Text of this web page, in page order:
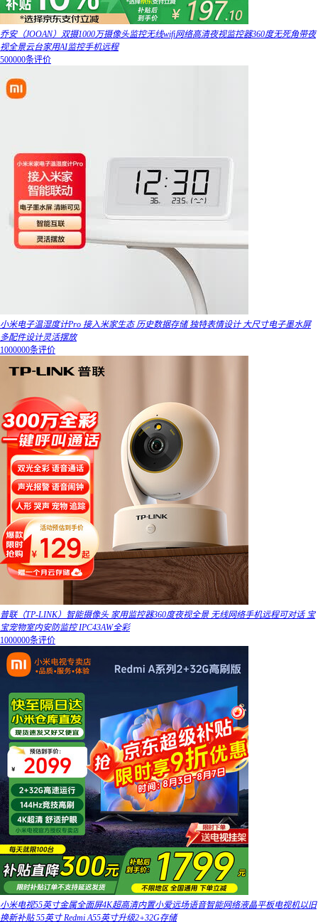
乔安（JOOAN）双摄1000万摄像头监控无线wifi网络高清夜视监控器360度无死角带夜
视全景云台家用AI监控手机远程
500000条评价
小米电子温湿度计Pro 接入米家生态 历史数据存储 独特表情设计 大尺寸电子墨水屏
多配件设计灵活摆放
1000000条评价
普联（TP-LINK）智能摄像头 家用监控器360度夜视全景 无线网络手机远程可对话 宝
宝宠物室内安防监控 IPC43AW全彩
1000000条评价
小米电视55英寸金属全面屏4K超高清内置小爱远场语音智能网络液晶平板电视机以旧
换新补贴 55英寸 Redmi A55英寸升级2+32G存储